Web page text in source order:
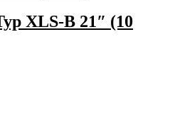
Optionen
könnenXLS-B 21″ (10